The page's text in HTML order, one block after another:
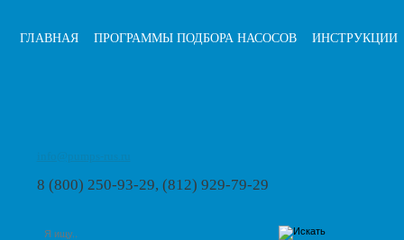
ГЛАВНАЯ ПРОГРАММЫ ПОДБОРА НАСОСОВ ИНСТРУКЦИИ
8 (800) 250-93-29, (812) 929-79-29